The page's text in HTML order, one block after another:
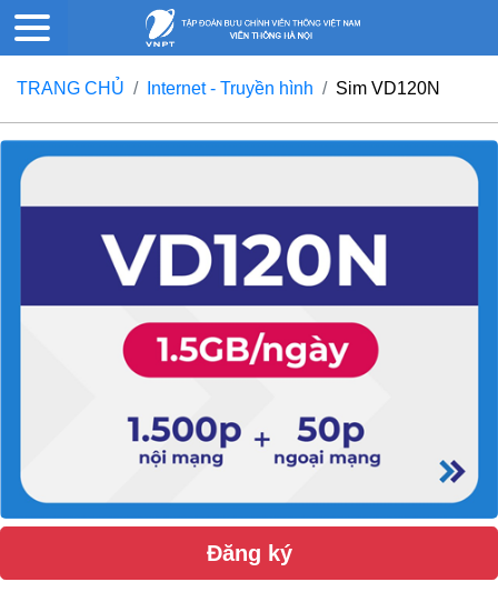
TRANG CHỦ Internet - Truyền hình Sim VD120N
Đăng ký